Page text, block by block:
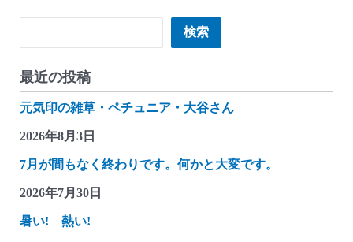
検索
最近の投稿
元気印の雑草・ペチュニア・大谷さん
2026年8月3日
7月が間もなく終わりです。何かと大変です。
2026年7月30日
暑い! 熱い!